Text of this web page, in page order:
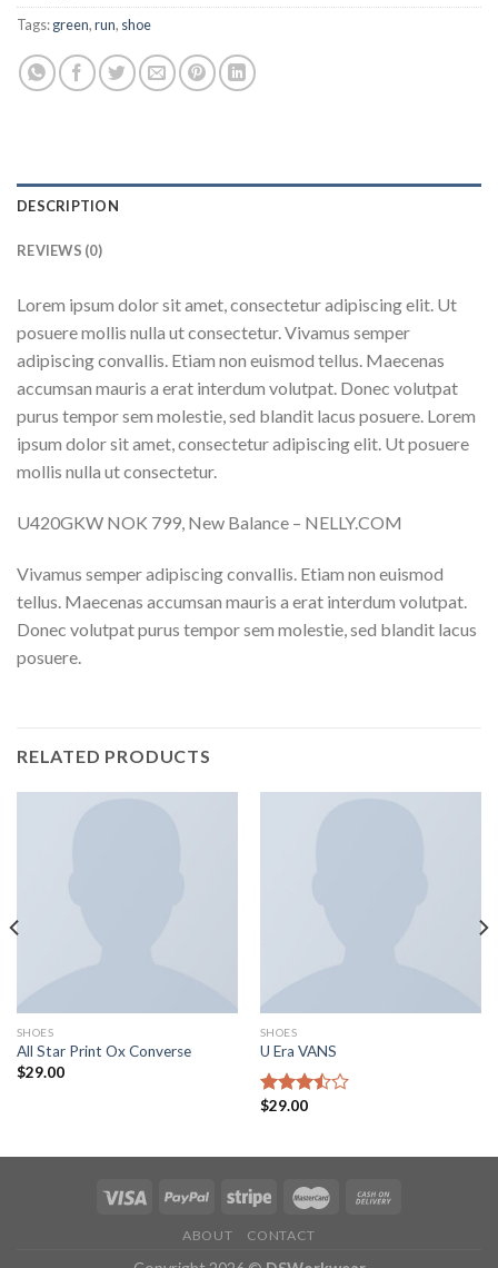
Tags:green,run, shoe
DESCRIPTION
REVIEWS (0)
Lorem ipsum dolor sit amet, consectetur adipiscing elit. Ut
posuere mollis nulla ut consectetur. Vivamus semper
adipiscing convallis. Etiam non euismod tellus. Maecenas
accumsan mauris a erat interdum volutpat. Donec volutpat
purus tempor sem molestie, sed blandit lacus posuere. Lorem
ipsum dolor sit amet, consectetur adipiscing elit. Ut posuere
mollis nulla ut consectetur.
U420GKW NOK 799, New Balance – NELLY.COM
Vivamus semper adipiscing convallis. Etiam non euismod
tellus. Maecenas accumsan mauris a erat interdum volutpat.
Donec volutpat purus tempor sem molestie, sed blandit lacus
posuere.
RELATED PRODUCTS
SHOES
All Star Print Ox Converse
$29.00
SHOES
U Era VANS
Rated
$29.00
ABOUT CONTACT